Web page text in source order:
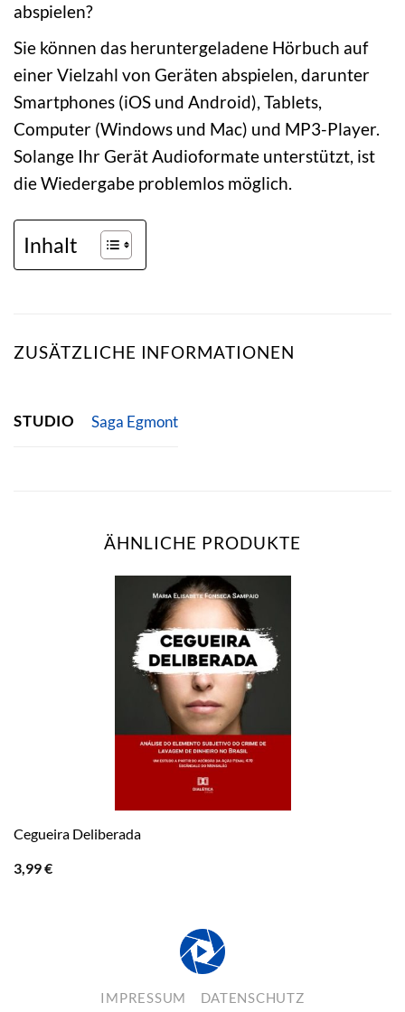
abspielen?
Sie können das heruntergeladene Hörbuch auf
einer Vielzahl von Geräten abspielen, darunter
Smartphones (iOS und Android), Tablets,
Computer (Windows und Mac) und MP3-Player.
Solange Ihr Gerät Audioformate unterstützt, ist
die Wiedergabe problemlos möglich.
Inhalt
ZUSÄTZLICHE INFORMATIONEN
STUDIO Saga Egmont
ÄHNLICHE PRODUKTE
Cegueira Deliberada
3,99€
IMPRESSUM DATENSCHUTZ